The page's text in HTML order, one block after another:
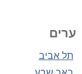
ערים
תל אביב